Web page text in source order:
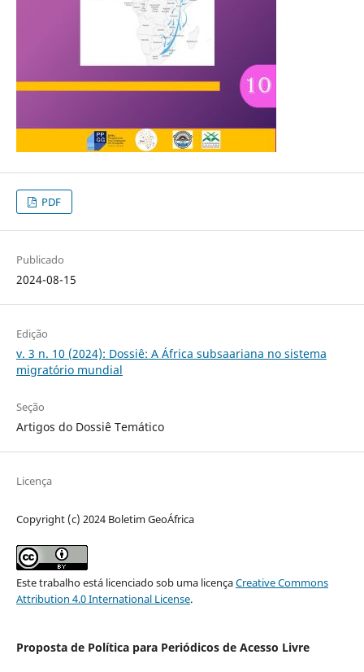
PDF
Publicado
2024-08-15
Edição
v. 3 n. 10 (2024): Dossiê: A África subsaariana no sistema
migratório mundial
Seção
Artigos do Dossiê Temático
Licença
Copyright (c) 2024 Boletim GeoÁfrica
Este trabalho está licenciado sob uma licençaCreative Commons
Attribution 4.0 International License.
Proposta de Política para Periódicos de Acesso Livre